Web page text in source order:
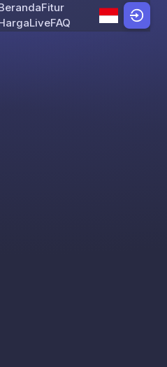
Skip to content
Fitur
LiveFAQ